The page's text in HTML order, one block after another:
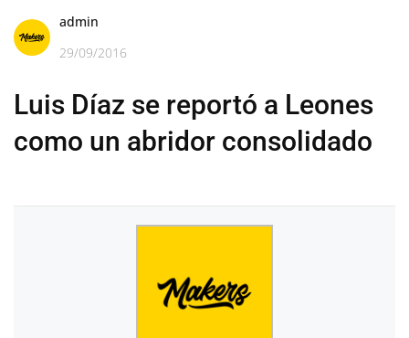
admin
29/09/2016
Luis Díaz se reportó a Leones
como un abridor consolidado